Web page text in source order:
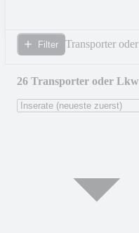
Filter Transporter
26 Transporter oder